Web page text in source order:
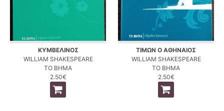
ΚΥΜΒΕΛΙΝΟΣ
WILLIAM SHAKESPEARE
ΤΟ ΒΗΜΑ
2.50€
ΤΙΜΩΝ Ο ΑΘΗΝΑΙΟΣ
WILLIAM SHAKESPEARE
ΤΟ ΒΗΜΑ
2.50€